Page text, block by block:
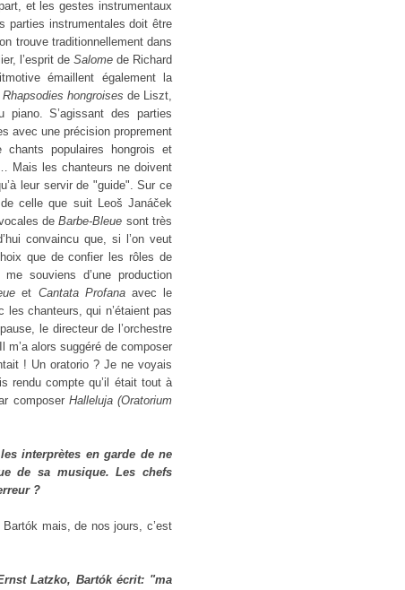
et les gestes instrumentaux
parties instrumentales doit être
trouve traditionnellement dans
l’esprit de Salome de Richard
émaillent également la
Rhapsodies hongroises de Liszt,
S’agissant des parties
avec une précision proprement
chants populaires hongrois et
Mais les chanteurs ne doivent
leur servir de "guide". Sur ce
celle que suit Leoš Janáček
deBarbe-Bleue sont très
convaincu que, si l’on veut
que de confier les rôles de
souviens d’une production
et Cantata Profana avec le
les chanteurs, qui n’étaient pas
le directeur de l’orchestre
m’a alors suggéré de composer
! Un oratorio ? Je ne voyais
rendu compte qu’il était tout à
composer Halleluja (Oratorium
interprètes en garde de ne
de sa musique. Les chefs
?
mais, de nos jours, c’est
Latzko, Bartók écrit: "ma